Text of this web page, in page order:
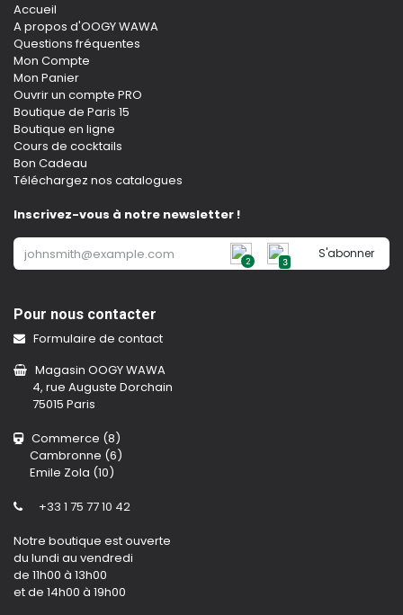
Accueil
A propos d'OOGY WAWA
Questions fréquentes
Mon Compte
Mon Panier
Ouvrir un compte PRO
Boutique de Paris 15
Boutique en ligne
Cours de cocktails
Bon Cadeau
Téléchargez nos catalogues
Inscrivez-vous à notre newsletter !
2 3
S'abonner
Pour nous contacter
Formulaire de contact
Magasin OOGY WAWA
4, rue Auguste Dorchain
75015 Paris
Commerce (8)
Cambronne (6)
Emile Zola (10)
+33 1 75 77 10 42
Notre boutique est ouverte
du lundi au vendredi
de 11h00 à 13h00
et de 14h00 à 19h00